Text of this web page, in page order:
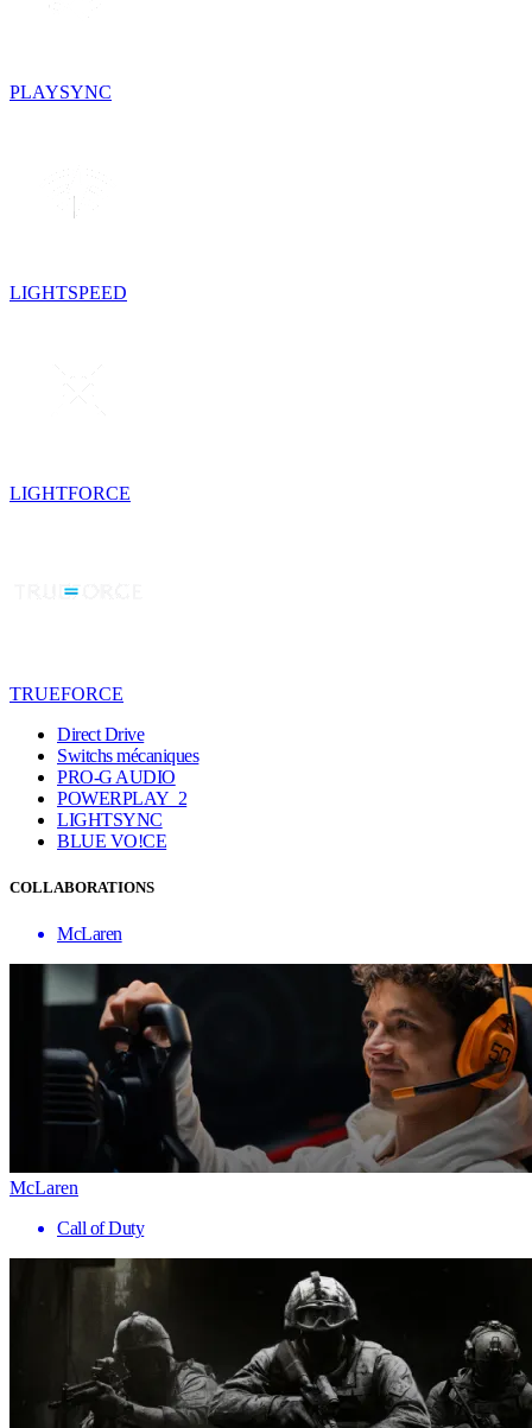
PLAYSYNC
LIGHTSPEED
LIGHTFORCE
TRUEFORCE
Direct Drive
Switchs mécaniques
PRO-G AUDIO
POWERPLAY 2
LIGHTSYNC
BLUE VO!CE
COLLABORATIONS
McLaren
McLaren
Call of Duty